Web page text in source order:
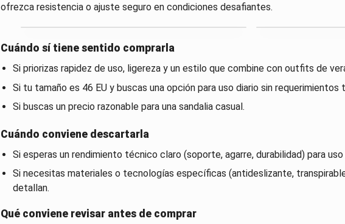
ofrezca resistencia o ajuste seguro en condiciones desafiantes.
Cuándo sí tiene sentido comprarla
Si priorizas rapidez de uso, ligereza y un estilo que combine con outfits de
Si tu tamaño es 46 EU y buscas una opción para uso diario sin requerimientos
Si buscas un precio razonable para una sandalia casual.
Cuándo conviene descartarla
Si esperas un rendimiento técnico claro (soporte, agarre, durabilidad) para
Si necesitas materiales o tecnologías específicas (antideslizante,
detallan.
Qué conviene revisar antes de comprar